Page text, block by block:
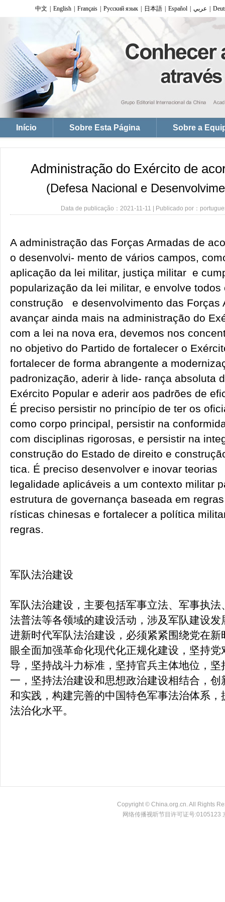
Administração do Exército de
(Defesa Nacional e
Data de publicação：2021-11-11 | Publicado por：
A administração das Forças Armadas de
o desenvolvi- mento de vários campos,
aplicação da lei militar, justiça militar e
popularização da lei militar, e envolve
construção e desenvolvimento das Forças
avançar ainda mais na administração do
com a lei na nova era, devemos nos
no objetivo do Partido de fortalecer o
fortalecer de forma abrangente a
padronização, aderir à lide- rança absoluta
Exército Popular e aderir aos padrões de
É preciso persistir no princípio de ter os
como corpo principal, persistir na
com disciplinas rigorosas, e persistir na
construção do Estado de direito e
tica. É preciso desenvolver e inovar
legalidade aplicáveis a um contexto militar
estrutura de governança baseada em
rísticas chinesas e fortalecer a política
regras.
军队法治建设
军队法治建设，主要包括军事立法、军事执
法普法等各领域的建设活动，涉及军队建设
进新时代军队法治建设，必须紧紧围绕党在
眼全面加强革命化现代化正规化建设，坚持
导，坚持战斗力标准，坚持官兵主体地位，
一，坚持法治建设和思想政治建设相结合，
和实践，构建完善的中国特色军事法治体系
法治化水平。
Copyright © China.org.cn. All Rights
网络传播视听节目许可证号